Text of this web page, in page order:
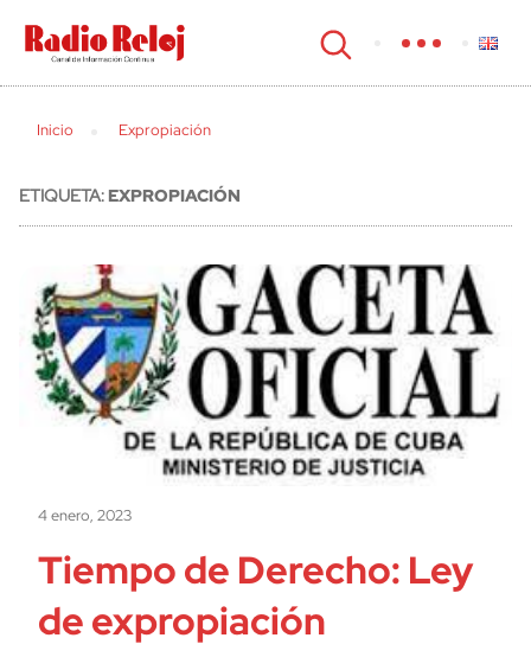
cerrar
Inicio Expropiación
ETIQUETA:EXPROPIACIÓN
4 enero, 2023
Tiempo de Derecho: Ley
de expropiación